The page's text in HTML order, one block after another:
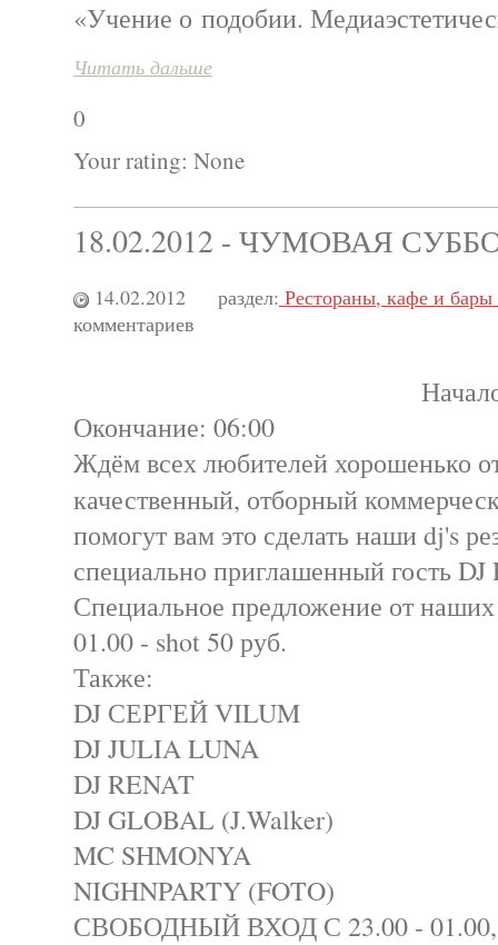
«Учение о подобии.
Читать дальше
0
Your rating: None
18.02.2012 - ЧУМОВАЯ
14.02.2012 раздел: Рестораны, кафе и бары
комментариев
Окончание: 06:00
Ждём всех любителей хорошенько
качественный, отборный
помогут вам это сделать наши dj's
специально приглашенный гость DJ
Специальное предложение от
01.00 - shot 50 руб.
Также:
DJ СЕРГЕЙ VILUM
DJ JULIA LUNA
DJ RENAT
DJ GLOBAL (J.Walker)
MC SHMONYA
NIGHNPARTY (FOTO)
СВОБОДНЫЙ ВХОД С 23.00 - 01.00,